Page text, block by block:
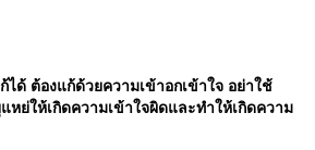
ด้ ต้องแก้ด้วยความเข้าอกเข้าใจ อย่าใช้
หย่ให้เกิดความเข้าใจผิดและทำให้เกิดความ